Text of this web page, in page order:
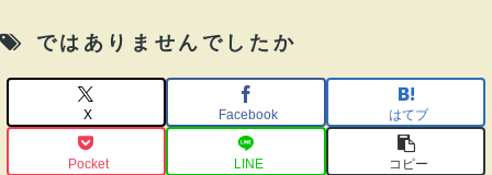
ではありませんでしたか
X Facebook はてブ
Pocket LINE コピー